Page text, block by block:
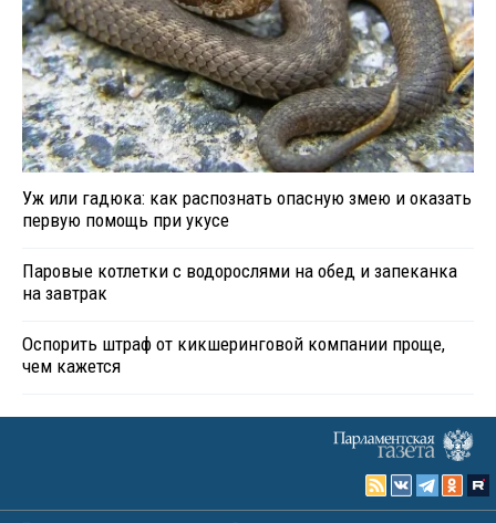
Уж или гадюка: как распознать опасную змею и оказать
первую помощь при укусе
Паровые котлетки с водорослями на обед и запеканка
на завтрак
Оспорить штраф от кикшеринговой компании проще,
чем кажется